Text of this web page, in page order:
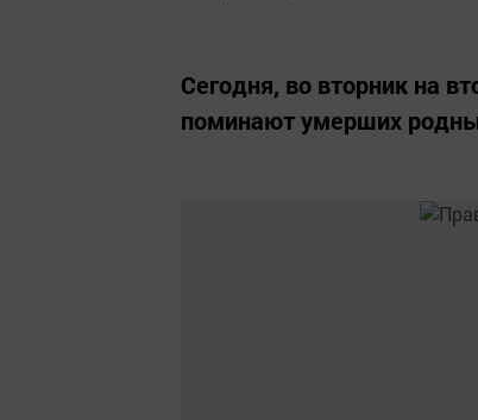
Сегодня, во вторник на
поминают умерших